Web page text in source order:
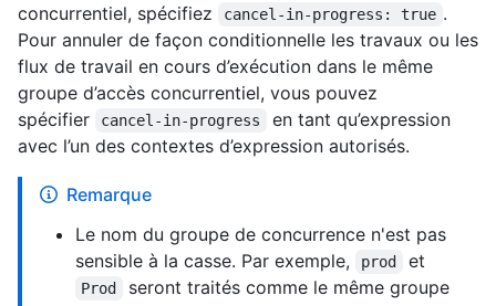
concurrentiel, spécifiez
cancel-in-progress: true .
Pour annuler de façon conditionnelle les travaux ou les
flux de travail en cours d’exécution dans le même
groupe d’accès concurrentiel, vous pouvez
spécifier
cancel-in-progress
en tant qu’expression
avec l’un des contextes d’expression autorisés.
Remarque
Le nom du groupe de concurrence n'est pas
sensible à la casse. Par exemple,
prod et
Prod
seront traités comme le même groupe